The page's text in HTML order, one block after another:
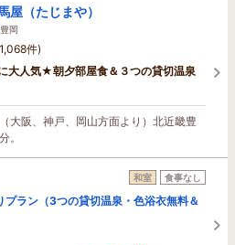
（たじまや）
岡
件)
大人気★朝夕部屋食＆３つの貸切温泉
大阪、神戸、岡山方面より）北近畿豊
。
和室 食事なし
ラン（3つの貸切温泉・色浴衣無料＆